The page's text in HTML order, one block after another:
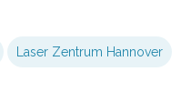
Laser Zentrum Hannover